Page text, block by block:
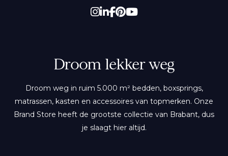
Droom lekker weg
Droom weg in ruim 5.000 m² bedden, boxsprings,
matrassen, kasten en accessoires van topmerken. Onze
Brand Store heeft de grootste collectie van Brabant, dus
je slaagt hier altijd.